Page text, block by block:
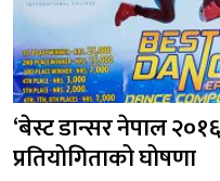
‘बेस्ट डान्सर नेपाल २०१६’
प्रतियोगिताको घोषणा